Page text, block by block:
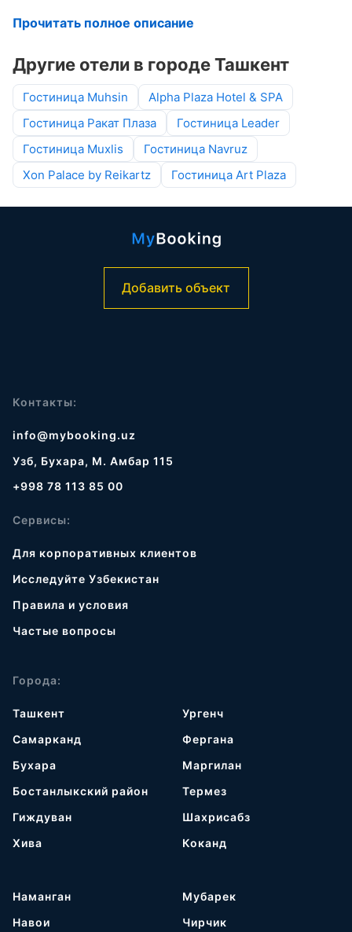
Прочитать полное описание
Другие отели в городе Ташкент
Гостиница Muhsin
Alpha Plaza Hotel & SPA
Гостиница Ракат Плаза
Гостиница Leader
Гостиница Muxlis
Гостиница Navruz
Xon Palace by Reikartz
Гостиница Art Plaza
Добавить объект
Контакты:
info@mybooking.uz
Узб, Бухара, М. Амбар 115
+998 78 113 85 00
Сервисы:
Для корпоративных клиентов
Исследуйте Узбекистан
Правила и условия
Частые вопросы
Города:
Ташкент
Самарканд
Бухара
Бостанлыкский район
Гиждуван
Хива
Ургенч
Фергана
Маргилан
Термез
Шахрисабз
Коканд
Наманган
Навои
Мубарек
Чирчик